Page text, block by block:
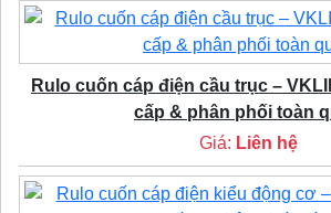
Rulo cuốn cáp điện cầu trục –
cấp & phân phối toàn
Giá: Liên hệ